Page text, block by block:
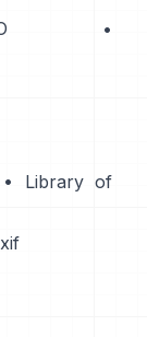
•
•
Library of